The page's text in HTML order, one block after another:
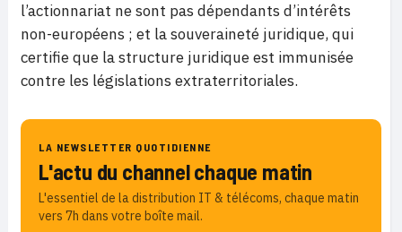
l’actionnariat ne sont pas dépendants d’intérêts
non-européens ; et la souveraineté juridique, qui
certifie que la structure juridique est immunisée
contre les législations extraterritoriales.
LA NEWSLETTER QUOTIDIENNE
L'actu du channel chaque matin
L'essentiel de la distribution IT & télécoms, chaque matin
vers 7h dans votre boîte mail.